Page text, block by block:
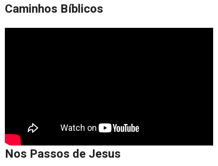
Caminhos Bíblicos
Nos Passos de Jesus